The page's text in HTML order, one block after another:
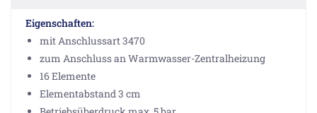
Eigenschaften:
mit Anschlussart 3470
zum Anschluss an Warmwasser-Zentralheizung
16 Elemente
Elementabstand 3 cm